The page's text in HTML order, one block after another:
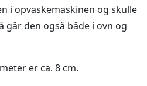
i opvaskemaskinen og skulle
går den også både i ovn og
er ca. 8 cm.